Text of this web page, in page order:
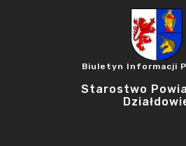
Biuletyn Informacji
Starostwo